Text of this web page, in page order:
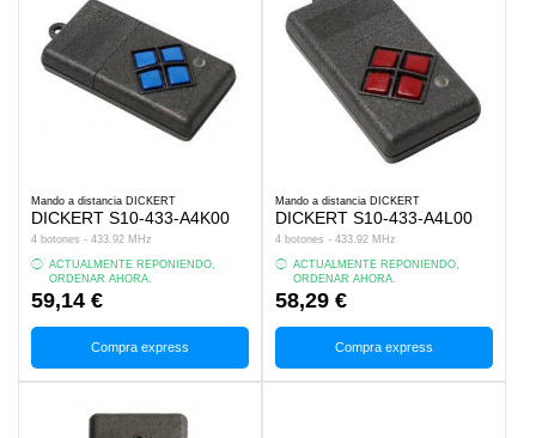
Mando a distancia DICKERT
DICKERT S10-433-A4K00
4 botones - 433.92 MHz
ACTUALMENTE REPONIENDO,
ORDENAR AHORA.
59,14 €
Compra express
Mando a distancia DICKERT
DICKERT S10-433-A4L00
4 botones - 433.92 MHz
ACTUALMENTE REPONIENDO,
ORDENAR AHORA.
58,29 €
Compra express